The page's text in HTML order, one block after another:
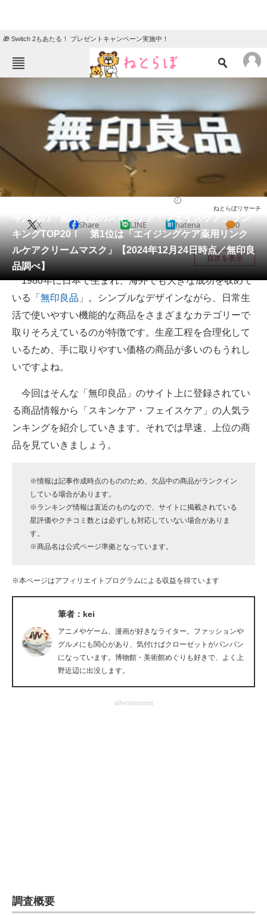
🎁 Switch 2もあたる！ プレゼントキャンペーン実施中！
クイズ
地域
住まい 教育・育児
動物
メディア
注目記事を集めた総合ページ
ITの今と未来を見通す
スマホと通信の最新トレンド
進化するPCとデバイスの未来
好きが集まる 比べて選べる
ビジネスと働き方のヒント
企業ITのトレンドを詳説
マーケ×ITの今がよく分かる
ITエンジニア向け専門サイト
企業向けIT製品の総合サイト
製造業のIT導入・活用を支援
モノづくり技術者専門サイト
エレクトロニクス専門サイト
電子設計の基本と応用
エネルギーの専門メディア
今人気の「無印良品のスキンケア・フェイスケア」ラン
キングTOP20！ 第1位は「エイジングケア薬用リンク
ルケアクリームマスク」【2024年12月24日時点／無印良
品調べ】
ねとらぼリサーチ
X Share LINE hatena 0
目次を表示
1980年に日本で生まれ、海外でも大きな成功を収めて
いる「 無印良品 」。シンプルなデザインながら、日常生
活で使いやすい機能的な商品をさまざまなカテゴリーで
取りそろえているのが特徴です。生産工程を合理化して
いるため、手に取りやすい価格の商品が多いのもうれし
いですよね。
今回はそんな「無印良品」のサイト上に登録されてい
る商品情報から「スキンケア・フェイスケア」の人気ラ
ンキングを紹介していきます。それでは早速、上位の商
品を見ていきましょう。
※情報は記事作成時点のもののため、欠品中の商品がランクイン
している場合があります。
※ランキング情報は直近のものなので、サイトに掲載されている
星評価やクチコミ数とは必ずしも対応していない場合がありま
す。
※商品名は公式ページ準拠となっています。
※本ページはアフィリエイトプログラムによる収益を得ています
筆者：kei
アニメやゲーム、漫画が好きなライター。ファッションや
グルメにも関心があり、気付けばクローゼットがパンパン
になっています。博物館・美術館めぐりも好きで、よく上
野近辺に出没します。
advertisement
調査概要